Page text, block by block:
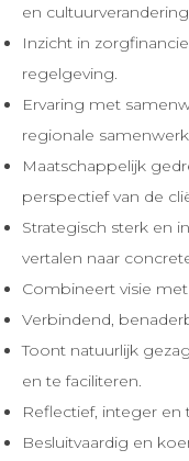
en
Inzicht in
regelgeving.
Ervaring met
regionale
Maatschappelijk
perspectief van de
Strategisch sterk en
vertalen naar
Combineert visie met
Verbindend,
Toont natuurlijk
en te faciliteren.
Reflectief, integer en
Besluitvaardig en